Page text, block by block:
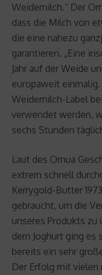
Weidemilch.“ Der
dass die Milch von
die eine nahezu
garantieren. „Eine
Jahr auf der Weide
europaweit
Weidemilch-Label
verwendet werden,
sechs Stunden
Laut des Ornua
extrem schnell
Kerrygold-Butter
gebraucht, um die
unseres Produkts zu
dem Joghurt ging es
bereits ein sehr
Der Erfolg mit vielen